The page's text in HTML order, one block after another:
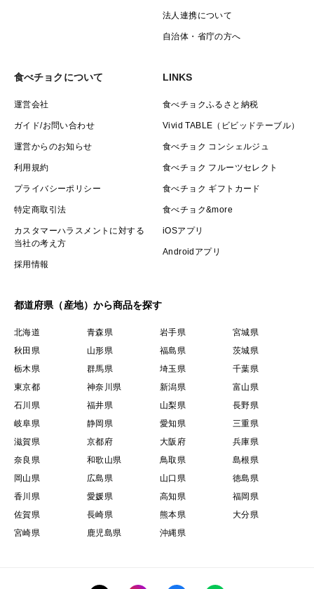
法人連携について
自治体・省庁の方へ
食べチョクについて
運営会社
ガイド/お問い合わせ
運営からのお知らせ
利用規約
プライバシーポリシー
特定商取引法
カスタマーハラスメントに対する
当社の考え方
採用情報
LINKS
食べチョクふるさと納税
Vivid TABLE（ビビッドテーブル）
食べチョク コンシェルジュ
食べチョク フルーツセレクト
食べチョク ギフトカード
食べチョク&more
iOSアプリ
Androidアプリ
都道府県（産地）から商品を探す
北海道 青森県 岩手県
宮城県
秋田県
山形県 福島県
茨城県
栃木県
群馬県 埼玉県
千葉県
東京都
神奈川県 新潟県
富山県
石川県
福井県 山梨県
長野県
岐阜県
静岡県 愛知県
三重県
滋賀県
京都府 大阪府
兵庫県
奈良県
和歌山県 鳥取県
島根県
岡山県
広島県 山口県
徳島県
香川県
愛媛県 高知県
福岡県
佐賀県
長崎県 熊本県
大分県
宮崎県
鹿児島県 沖縄県